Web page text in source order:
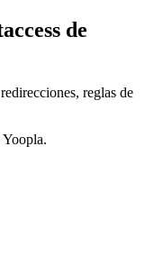
de
reglas de
Yoopla.